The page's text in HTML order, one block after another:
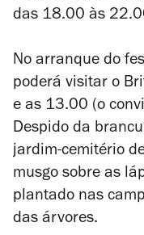
das 18.00 às
No arranque do
poderá visitar o
e as 13.00 (o
Despido da
jardim-cemitério
musgo sobre as
plantado nas
das árvores.